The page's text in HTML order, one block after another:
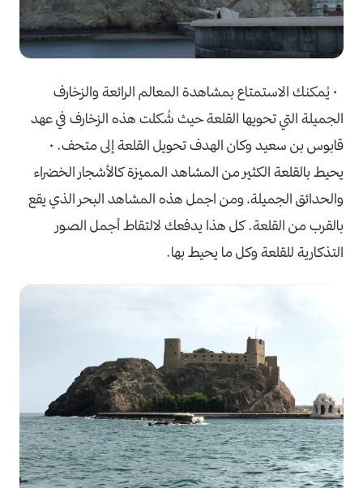
• يُمكنك الاستمتاع بمشاهدة المعالم الرائعة والزخارف
الجميلة التي تحويها القلعة حيث شُكلت هذه الزخارف في عهد
قابوس بن سعيد وكان الهدف تحويل القلعة إلى متحف. •
يحيط بالقلعة الكثير من المشاهد المميزة كالأشجار الخضراء
والحدائق الجميلة، ومن اجمل هذه المشاهد البحر الذي يقع
بالقرب من القلعة. كل هذا يدفعك لالتقاط أجمل الصور
التذكارية للقلعة وكل ما يحيط بها.